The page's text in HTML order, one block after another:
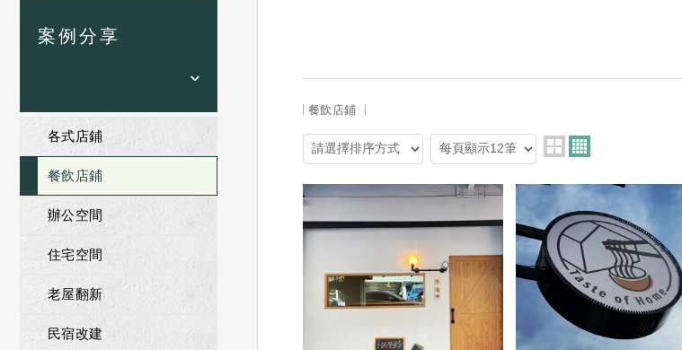
案例分享
各式店鋪
餐飲店鋪
辦公空間
住宅空間
老屋翻新
民宿改建
餐飲店鋪